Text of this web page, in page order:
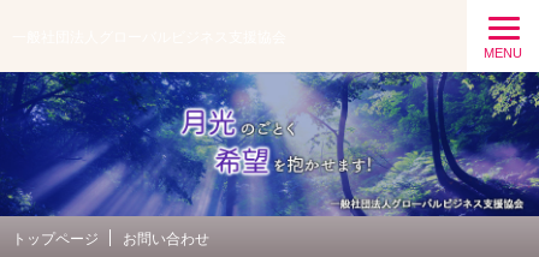
MENU
トップページ お問い合わせ